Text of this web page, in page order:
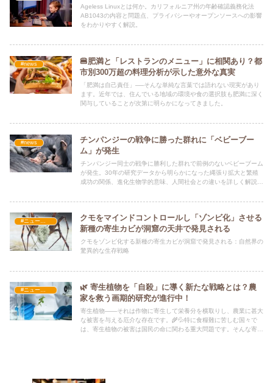
Ageless Linuxとは何か。カリフォルニア州の年齢確認義務化法
AB1043の内容と問題点、プライバシーやオープンソースへの影響
をわかりやすく解説。
#news
🍔肥満と「レストランのメニュー」に相関あり？都
市別300万超の料理分析が示した意外な真実
「肥満は自己責任」──そんな単純な言葉では語れない現実があり
ます。近年では、住んでいる地域の環境や食の選択肢も肥満に深く
関与していることが次第に明らかになってきました。
#news
チンパンジーの戦争に勝った群れに「ベビーブー
ム」が発生
チンパンジー同士の戦争に勝利した群れで前例のないベビーブーム
が発生。30年の研究データから明らかになった縄張り拡大と繁殖
成功の関係、進化生物学的意味、人間社会との違いを詳しく解説し
クモをマインドコントロールし「ゾンビ化」させる
新種の寄生カビが洞窟の天井で発見される
クモをゾンビ化する新種の寄生カビが洞窟で発見される：自然界の
驚異的な生存戦略
#ニュース・社会・コラム
🌿 寄生植物を「自殺」に導く新たな戦略とは？農
家を救う画期的研究が進行中！
寄生植物――それは作物に寄生して栄養分を横取りし、農業に甚大
な被害を与える厄介な存在です。🌾💦特に食糧難に苦しむ国々で
は、寄生植物の被害は国民の命に関わる重大問題です。そんな寄生